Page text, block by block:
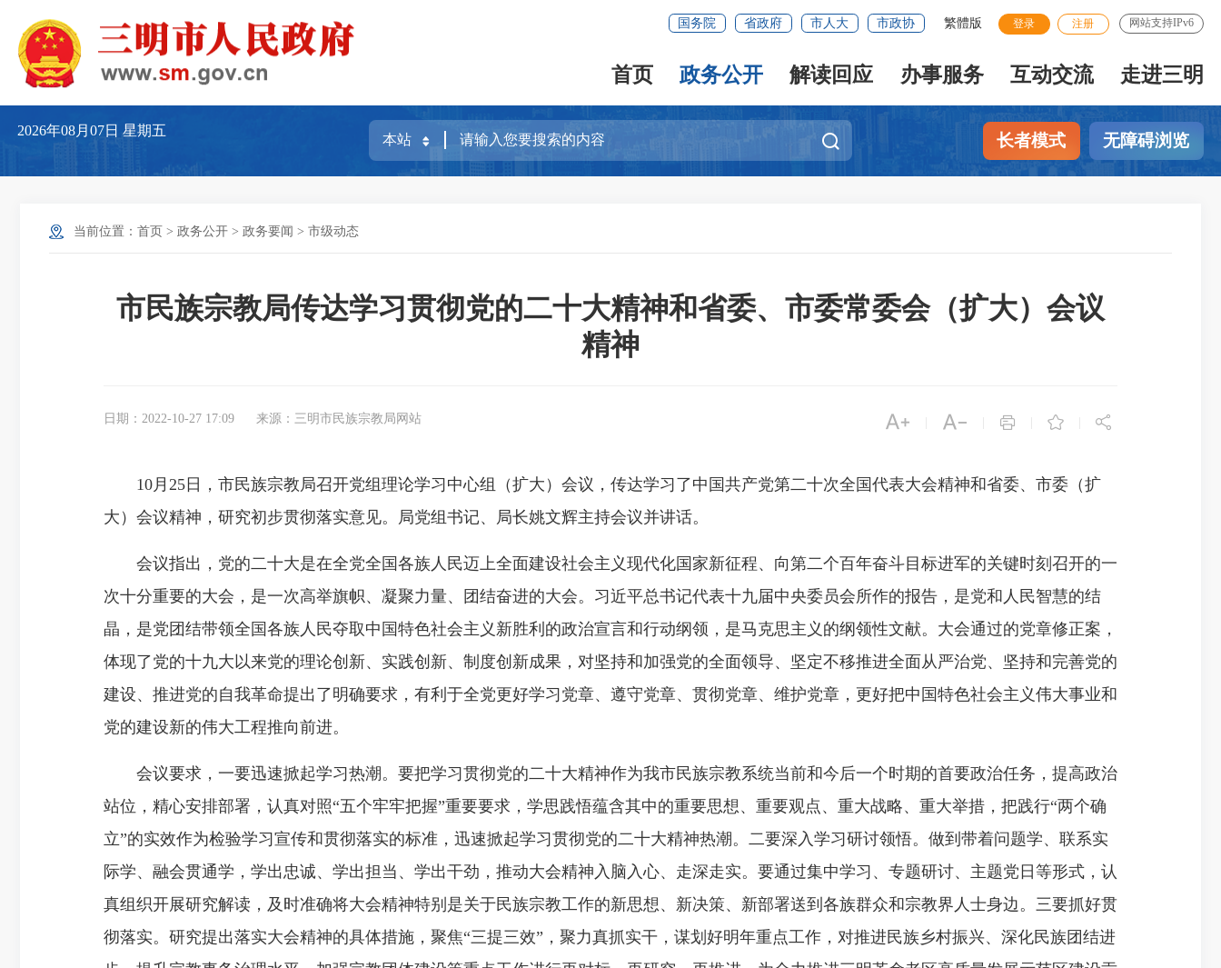
国务院 省政府 市人大 市政协 繁體版 登录 注册 网站支持IPv6
首页 政务公开 解读回应 办事服务 互动交流 走进三明
2026年08月07日星期五
长者模式 无障碍浏览
当前位置： 首页 > 政务公开 > 政务要闻 > 市级动态
市民族宗教局传达学习贯彻党的二十大精神和省委、市委常委会（扩大）会议
精神
日期：2022-10-27 17:09 来源：三明市民族宗教局网站     
10月25日，市民族宗教局召开党组理论学习中心组（扩大）会议，传达学习了中国共产党第二十次全国代表大会精神和省委、市委（扩
大）会议精神，研究初步贯彻落实意见。局党组书记、局长姚文辉主持会议并讲话。
会议指出，党的二十大是在全党全国各族人民迈上全面建设社会主义现代化国家新征程、向第二个百年奋斗目标进军的关键时刻召开的一
次十分重要的大会，是一次高举旗帜、凝聚力量、团结奋进的大会。习近平总书记代表十九届中央委员会所作的报告，是党和人民智慧的结
晶，是党团结带领全国各族人民夺取中国特色社会主义新胜利的政治宣言和行动纲领，是马克思主义的纲领性文献。大会通过的党章修正案，
体现了党的十九大以来党的理论创新、实践创新、制度创新成果，对坚持和加强党的全面领导、坚定不移推进全面从严治党、坚持和完善党的
建设、推进党的自我革命提出了明确要求，有利于全党更好学习党章、遵守党章、贯彻党章、维护党章，更好把中国特色社会主义伟大事业和
党的建设新的伟大工程推向前进。
会议要求，一要迅速掀起学习热潮。要把学习贯彻党的二十大精神作为我市民族宗教系统当前和今后一个时期的首要政治任务，提高政治
站位，精心安排部署，认真对照“五个牢牢把握”重要要求，学思践悟蕴含其中的重要思想、重要观点、重大战略、重大举措，把践行“两个确
立”的实效作为检验学习宣传和贯彻落实的标准，迅速掀起学习贯彻党的二十大精神热潮。二要深入学习研讨领悟。做到带着问题学、联系实
际学、融会贯通学，学出忠诚、学出担当、学出干劲，推动大会精神入脑入心、走深走实。要通过集中学习、专题研讨、主题党日等形式，认
真组织开展研究解读，及时准确将大会精神特别是关于民族宗教工作的新思想、新决策、新部署送到各族群众和宗教界人士身边。三要抓好贯
彻落实。研究提出落实大会精神的具体措施，聚焦“三提三效”，聚力真抓实干，谋划好明年重点工作，对推进民族乡村振兴、深化民族团结进